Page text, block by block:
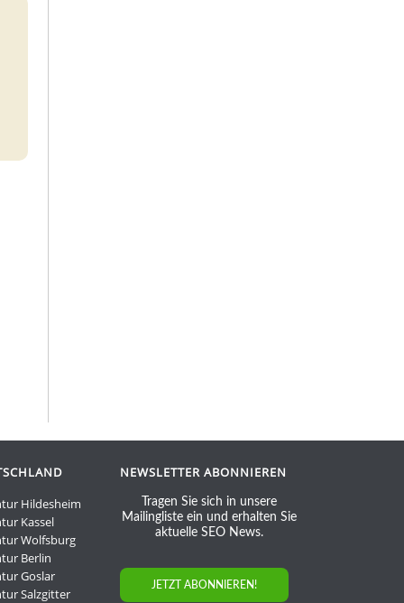
Hildesheim
Kassel
Wolfsburg
Berlin
Goslar
Salzgitter
NEWSLETTER ABONNIEREN
Tragen Sie sich in unsere
Mailingliste ein und erhalten Sie
aktuelle SEO News.
JETZT ABONNIEREN!